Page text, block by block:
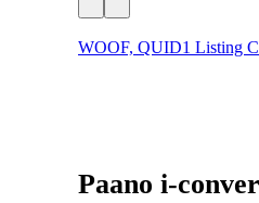
WOOF, QUID1 Listing
Paano i-